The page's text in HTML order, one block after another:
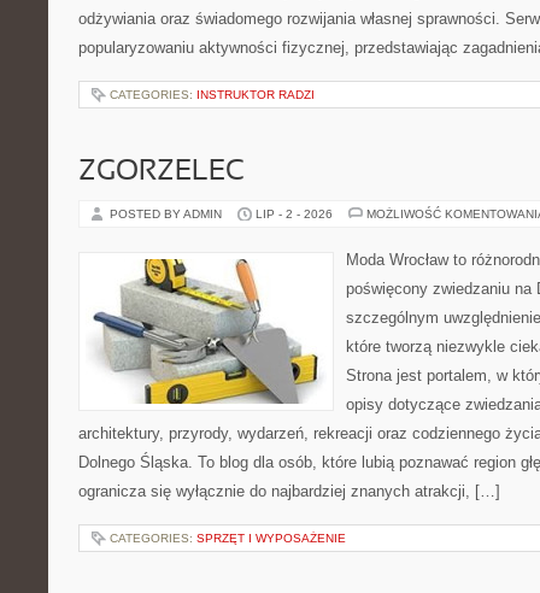
odżywiania oraz świadomego rozwijania własnej sprawności.
popularyzowaniu aktywności fizycznej, przedstawiając
CATEGORIES: INSTRUKTOR RADZI
ZGORZELEC
POSTED BY ADMIN LIP - 2 - 2026 MOŻLIWOŚĆ
Moda Wrocław to
poświęcony zwiedzaniu na
szczególnym
które tworzą niezwykle
Strona jest portalem, w
opisy dotyczące
architektury, przyrody, wydarzeń, rekreacji oraz codziennego
Dolnego Śląska. To blog dla osób, które lubią poznawać region
ogranicza się wyłącznie do najbardziej znanych atrakcji, […]
CATEGORIES: SPRZĘT I WYPOSAŻENIE